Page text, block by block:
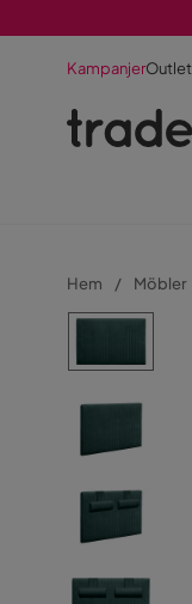
KampanjerOutlet
Hem Möbler